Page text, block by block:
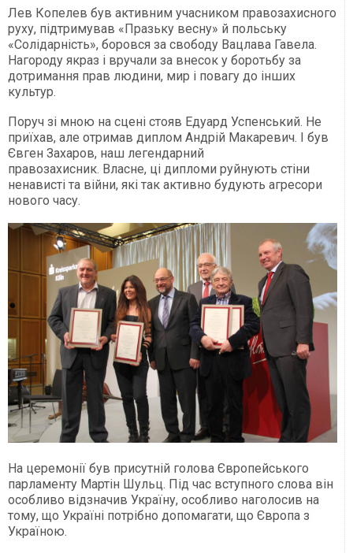
Лев Копелев був активним учасником правозахисного
руху, підтримував «Празьку весну» й польську
«Солідарність», боровся за свободу Вацлава Гавела.
Нагороду якраз і вручали за внесок у боротьбу за
дотримання прав людини, мир і повагу до інших
культур.
Поруч зі мною на сцені стояв Едуард Успенський. Не
приїхав, але отримав диплом Андрій Макаревич. І був
Євген Захаров, наш легендарний
правозахисник. Власне, ці дипломи руйнують стіни
ненависті та війни, які так активно будують агресори
нового часу.
На церемонії був присутній голова Європейського
парламенту Мартін Шульц. Під час вступного слова він
особливо відзначив Україну, особливо наголосив на
тому, що Україні потрібно допомагати, що Європа з
Україною.